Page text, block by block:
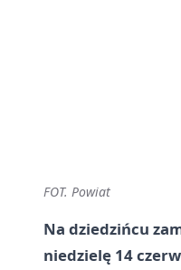
FOT. Powiat
Na dziedzińcu
niedzielę 14